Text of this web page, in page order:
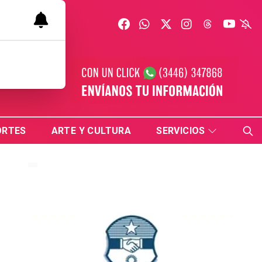
ARTE Y CULTURA SERVICIOS